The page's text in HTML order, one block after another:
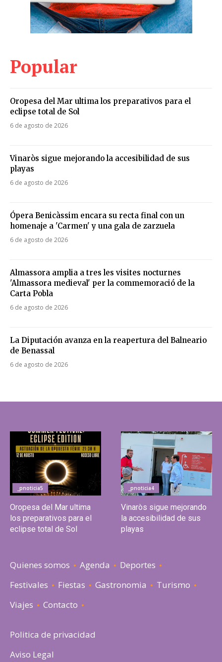
Popular
Oropesa del Mar ultima los preparativos para el
eclipse total de Sol
6 de agosto de 2026
Vinaròs sigue mejorando la accesibilidad de sus
playas
6 de agosto de 2026
Ópera Benicàssim encara su recta final con un
homenaje a 'Carmen' y una gala de zarzuela
6 de agosto de 2026
Almassora amplia a tres les visites nocturnes
'Almassora medieval' per la commemoració de la
Carta Pobla
6 de agosto de 2026
La Diputación avanza en la reapertura del Balneario
de Benassal
6 de agosto de 2026
_pnoticia5
Oropesa del Mar ultima
los preparativos para el
eclipse total de Sol
_pnoticia4
Vinaròs sigue mejorando
la accesibilidad de sus
playas
Quienes somos Agenda
Deportes
Festivales
Fiestas Gastronomia
Turismo
Viajes
Contacto
Politica de privacidad
Aviso Legal